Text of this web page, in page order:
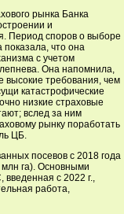
рынка Банка
и
Период споров о выборе
показала, что она
с учетом
Она напомнила,
высокие требования, чем
катастрофические
низкие страховые
вслед за ним
рынку поработать
ЦБ.
посевов с 2018 года
млн га). Основными
с 2022 г.,
работа,